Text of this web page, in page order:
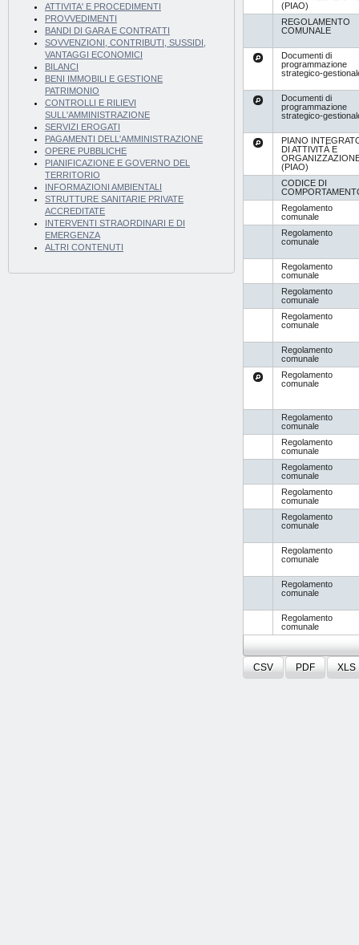
ATTIVITA' E PROCEDIMENTI
PROVVEDIMENTI
BANDI DI GARA E CONTRATTI
SOVVENZIONI, CONTRIBUTI, SUSSIDI,
VANTAGGI ECONOMICI
BILANCI
BENI IMMOBILI E GESTIONE
PATRIMONIO
CONTROLLI E RILIEVI
SULL'AMMINISTRAZIONE
SERVIZI EROGATI
PAGAMENTI DELL'AMMINISTRAZIONE
OPERE PUBBLICHE
PIANIFICAZIONE E GOVERNO DEL
TERRITORIO
INFORMAZIONI AMBIENTALI
STRUTTURE SANITARIE PRIVATE
ACCREDITATE
INTERVENTI STRAORDINARI E DI
EMERGENZA
ALTRI CONTENUTI
(PIAO)
REGOLAMENTO
COMUNALE
Documenti di
programmazione
strategico-
Documenti di
programmazione
strategico-
PIANO
DI ATTIVITÀ E
(PIAO)
CODICE DI
Regolamento
comunale
Regolamento
comunale
Regolamento
comunale
Regolamento
comunale
Regolamento
comunale
Regolamento
comunale
Regolamento
comunale
Regolamento
comunale
Regolamento
comunale
Regolamento
comunale
Regolamento
comunale
Regolamento
comunale
Regolamento
comunale
Regolamento
comunale
Regolamento
comunale
CSV PDF XLS